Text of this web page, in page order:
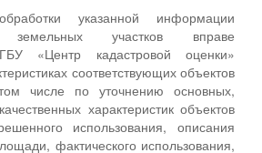
указанной информации
земельных участков вправе
«Центр кадастровой оценки»
соответствующих объектов
числе по уточнению основных,
характеристик объектов
использования, описания
фактического использования,